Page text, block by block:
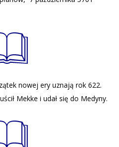
nowej ery uznają rok 622.
Mekke i udał się do Medyny.